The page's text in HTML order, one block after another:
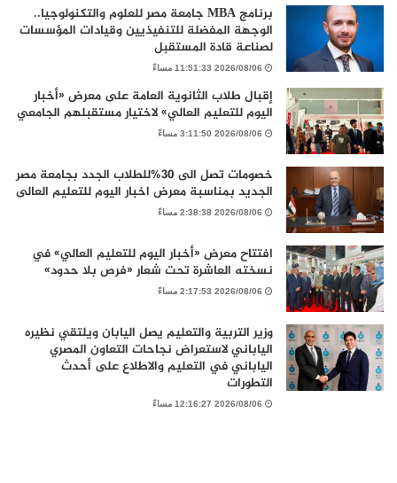
برنامج MBA جامعة مصر للعلوم والتكنولوجيا..
الوجهة المفضلة للتنفيذيين وقيادات المؤسسات
لصناعة قادة المستقبل
2026/08/06 11:51:33 مساءً
إقبال طلاب الثانوية العامة على معرض «أخبار
اليوم للتعليم العالي» لاختيار مستقبلهم الجامعي
2026/08/06 3:11:50 مساءً
خصومات تصل الى 30%للطلاب الجدد بجامعة مصر
الجديد بمناسبة معرض اخبار اليوم للتعليم العالى
2026/08/06 2:38:38 مساءً
افتتاح معرض «أخبار اليوم للتعليم العالي» في
نسخته العاشرة تحت شعار «فرص بلا حدود»
2026/08/06 2:17:53 مساءً
وزير التربية والتعليم يصل اليابان ويلتقي نظيره
الياباني لاستعراض نجاحات التعاون المصري
الياباني في التعليم والاطلاع على أحدث
التطورات
2026/08/06 12:16:27 مساءً